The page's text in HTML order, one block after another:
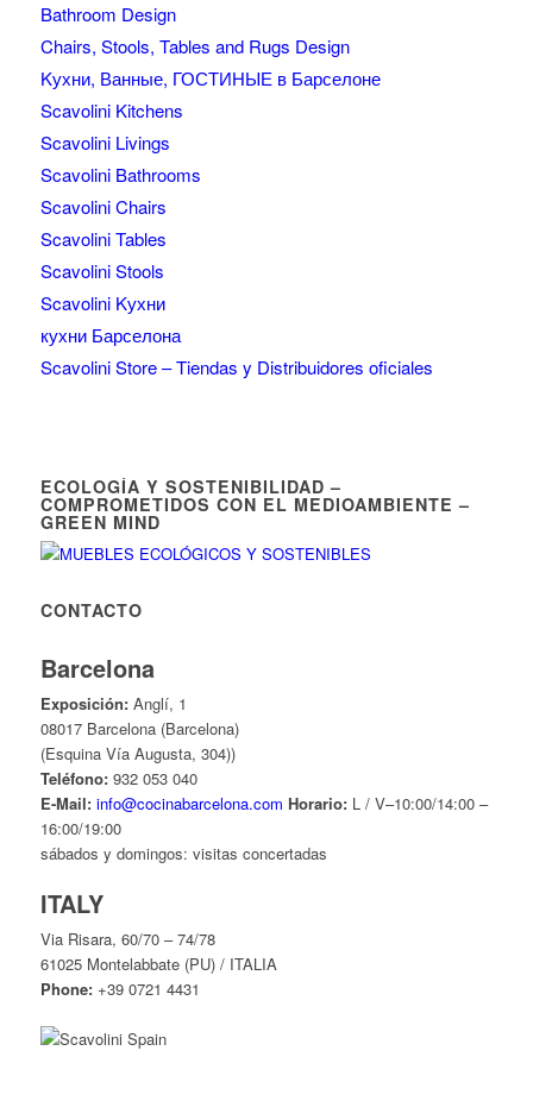
Bathroom Design
Chairs, Stools, Tables and Rugs Design
Kухни, Ванные, ГОСТИНЫЕ в Барселоне
Scavolini Kitchens
Scavolini Livings
Scavolini Bathrooms
Scavolini Chairs
Scavolini Tables
Scavolini Stools
Scavolini Kухни
кухни Барселона
Scavolini Store – Tiendas y Distribuidores oficiales
ECOLOGÍA Y SOSTENIBILIDAD –
COMPROMETIDOS CON EL MEDIOAMBIENTE –
GREEN MIND
CONTACTO
Barcelona
Exposición:Anglí, 1
08017 Barcelona (Barcelona)
(Esquina Vía Augusta, 304))
Teléfono:932 053 040
E-Mail: info@cocinabarcelona.com Horario:L / V–10:00/14:00 –
16:00/19:00
sábados y domingos: visitas concertadas
ITALY
Via Risara, 60/70 – 74/78
61025 Montelabbate (PU) / ITALIA
Phone:+39 0721 4431